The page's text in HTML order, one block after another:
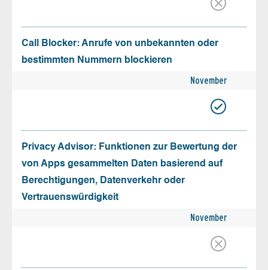
Call Blocker: Anrufe von unbekannten oder
bestimmten Nummern blockieren
November
Privacy Advisor: Funktionen zur Bewertung der
von Apps gesammelten Daten basierend auf
Berechtigungen, Datenverkehr oder
Vertrauenswürdigkeit
November